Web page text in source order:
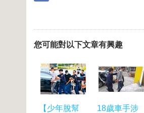
您可能對以下文章有興趣
【少年脫幫
18歲車手涉